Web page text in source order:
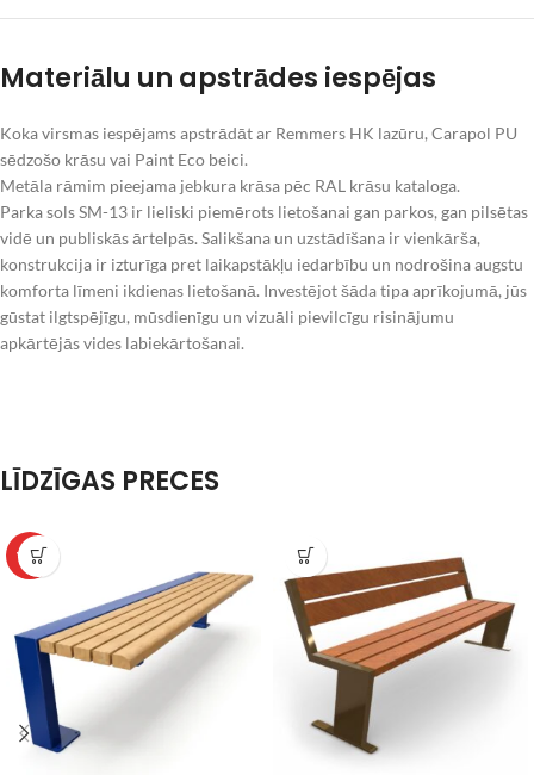
Materiālu un apstrādes iespējas
Koka virsmas iespējams apstrādāt ar Remmers HK lazūru, Carapol PU
sēdzošo krāsu vai Paint Eco beici.
Metāla rāmim pieejama jebkura krāsa pēc RAL krāsu kataloga.
Parka sols SM-13 ir lieliski piemērots lietošanai gan parkos, gan pilsētas
vidē un publiskās ārtelpās. Salikšana un uzstādīšana ir vienkārša,
konstrukcija ir izturīga pret laikapstākļu iedarbību un nodrošina augstu
komforta līmeni ikdienas lietošanā. Investējot šāda tipa aprīkojumā, jūs
gūstat ilgtspējīgu, mūsdienīgu un vizuāli pievilcīgu risinājumu
apkārtējās vides labiekārtošanai.
LĪDZĪGAS PRECES
WPC